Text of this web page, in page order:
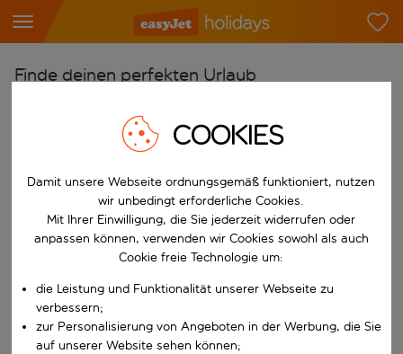
Finde deinen perfekten Urlaub
Flughafen wählen
Beginne mit der Eingabe für die automatische
Reiseziel wählen
Nach
Wähle ein Ab- und Rückflugdatum aus.
Reisezeitraum wählen
Wann
Wer
COOKIES
Damit unsere Webseite ordnungsgemäß funktioniert, nutzen
wir unbedingt erforderliche Cookies.
Mit Ihrer Einwilligung, die Sie jederzeit widerrufen oder
anpassen können, verwenden wir Cookies sowohl als auch
Cookie freie Technologie um:
die Leistung und Funktionalität unserer Webseite zu
verbessern;
zur Personalisierung von Angeboten in der Werbung, die Sie
auf unserer Website sehen können;